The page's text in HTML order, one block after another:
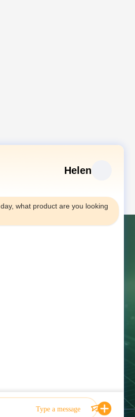
Helen
what product are you looking